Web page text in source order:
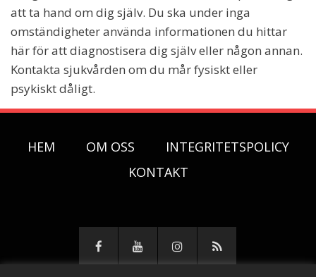
att ta hand om dig själv. Du ska under inga
omständigheter använda informationen du hittar
här för att diagnostisera dig själv eller någon annan.
Kontakta sjukvården om du mår fysiskt eller
psykiskt dåligt.
HEM OM OSS
INTEGRITETSPOLICY
KONTAKT